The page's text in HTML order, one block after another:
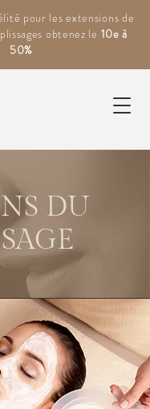
pour les extensions de
obtenez le 10e à
50%
DU